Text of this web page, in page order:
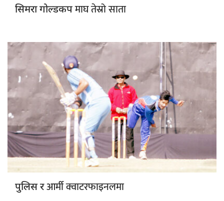
सिमरा गोल्डकपमाघ तेस्रो साता
पुलिस रआर्मी क्वाटरफाइनलमा